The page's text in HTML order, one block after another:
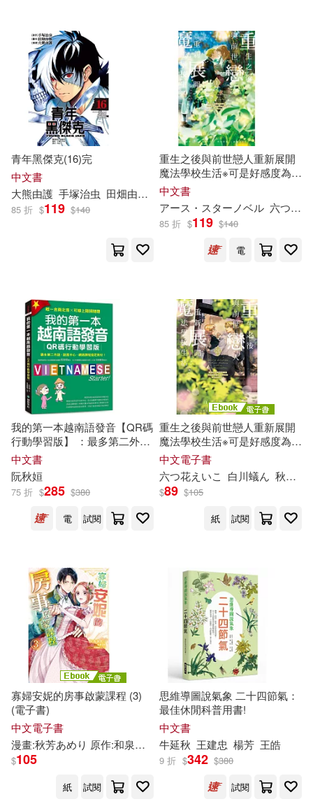
青春博客來編輯室(6)
高宣揚（主編）(6)
（晉）杜預(6)
（韓）孔元國(6)
《收穫》文學雜誌社(5)
かやはるか(5)
しずまよしのり(5)
のばらあいこ(5)
プレステージ出版（写真集）(5)
ホタテユウキ(5)
伴度(5)
凌筱秋(5)
北原雅紀(5)
吳秋林(5) 吳秋瓊(5)
吳閑雲(5) 吳鳴(5)
呂建秋（主編）(5) 周姚萍(5)
延邊大學出版社(17)
文化藝術出版社(17)
萬卷樓(17)
西南師範大學出版社(17)
遼寧人民出版社(17)
開明出版社(17)
中國書籍出版社(16)
中國醫藥科技出版社(16)
北京燕山出版社(16) 國家(16)
新華先鋒(16) 新華出版社(16)
書林出版有限公司(16)
經濟科學出版社(16)
複刻文化(16) 親子天下(16)
釀出版(16)
長江少年兒童出版社(16)
陝西師範大學出版社(16)
青年黑傑克(16)完
中文書
大熊由護 手塚治虫 田畑由秋 林武三
85 折 $119 $140
重生之後與前世戀人重新展開
魔法學校生活※可是好感度為0
1
中文書
アース・スターノベル 六つ花えいこ
85 折 $119 $140
電
我的第一本越南語發音【QR碼
行動學習版】 ：最多第二外
語、語言中心、網路課程指定
教材!(附QR碼線上音檔, 唯一
含南北音✕可線上隨掃隨聽)
中文書
阮秋姮
75 折 $285 $380
電
試閱
重生之後與前世戀人重新展開
魔法學校生活※可是好感度為0
(3) (電子書)
中文電子書
六つ花えいこ
白川蟻ん 秋鹿ユ
$89 $105
紙
試閱
寡婦安妮的房事啟蒙課程 (3)
(電子書)
中文電子書
漫畫:秋芳あめり 原作:和泉和歌 角色原案:天路ゆうつづ 夜原優
$105
紙 試閱
思維導圖說氣象 二十四節氣：
最佳休閒科普用書!
中文書
牛延秋 王建忠 楊芳 王皓
9 折 $342 $380
試閱